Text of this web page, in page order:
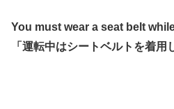
You must wear a seat belt
「運転中はシートベルトを着用